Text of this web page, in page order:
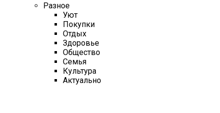
Разное
Уют
Покупки
Отдых
Здоровье
Общество
Семья
Культура
Актуально